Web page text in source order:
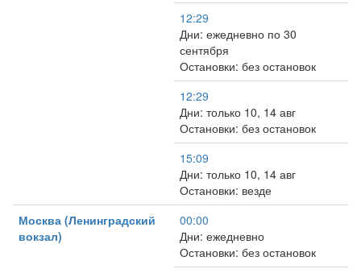
12:29
Дни: ежедневно по 30
сентября
Остановки: без остановок
12:29
Дни: только 10, 14 авг
Остановки: без остановок
15:09
Дни: только 10, 14 авг
Остановки: везде
Москва (Ленинградский
вокзал)
00:00
Дни: ежедневно
Остановки: без остановок